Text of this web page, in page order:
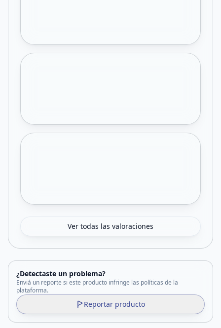
Ver todas las valoraciones
¿Detectaste un problema?
Enviá un reporte si este producto infringe las políticas de la
plataforma.
Reportar producto